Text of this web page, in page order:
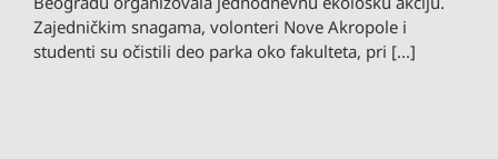
Zajedničkim snagama, volonteri Nove Akropole i
studenti su očistili deo parka oko fakulteta, pri [...]